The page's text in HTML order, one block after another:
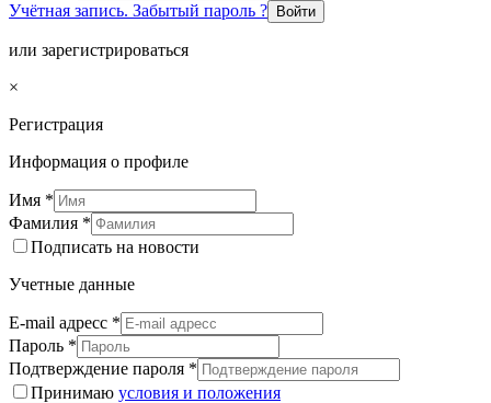
Учётная запись. Забытый пароль ?
Войти
или зарегистрироваться
×
Регистрация
Информация о профиле
Имя *
Фамилия *
Подписать на новости
Учетные данные
E-mail адресс *
Пароль *
Подтверждение пароля *
Принимаю условия и положения